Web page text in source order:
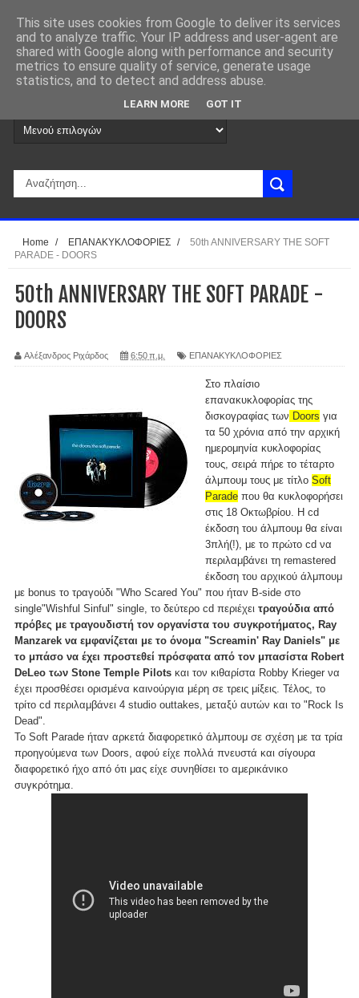
Home / ΕΠΑΝΑΚΥΚΛΟΦΟΡΙΕΣ /
50th ANNIVERSARY THE SOFT
PARADE - DOORS
50th ANNIVERSARY THE SOFT PARADE -
DOORS
Αλέξανδρος Ριχάρδος 6:50 π.μ. ΕΠΑΝΑΚΥΚΛΟΦΟΡΙΕΣ
Στο πλαίσιο
επανακυκλοφορίας της
δισκογραφίας των Doors για
τα 50 χρόνια από την αρχική
ημερομηνία κυκλοφορίας
τους, σειρά πήρε το τέταρτο
άλμπουμ τους με τίτλο Soft
Parade που θα κυκλοφορήσει
στις 18 Οκτωβρίου. Η cd
έκδοση του άλμπουμ θα είναι
3πλή(!), με το πρώτο cd να
περιλαμβάνει τη remastered
έκδοση του αρχικού άλμπουμ
με bonus το τραγούδι "Who Scared You" που ήταν B-side στο
single"Wishful Sinful" single, το δεύτερο cd περιέχει τραγούδια από
πρόβες με τραγουδιστή τον οργανίστα του συγκροτήματος, Ray
Manzarek να εμφανίζεται με το όνομα "Screamin' Ray Daniels" με
το μπάσο να έχει προστεθεί πρόσφατα από τον μπασίστα Robert
DeLeo των Stone Temple Pilots και τον κιθαρίστα Robby Krieger να
έχει προσθέσει ορισμένα καινούργια μέρη σε τρεις μίξεις. Τέλος, το
τρίτο cd περιλαμβάνει 4 studio outtakes, μεταξύ αυτών και το "Rock Is
Dead".
Το Soft Parade ήταν αρκετά διαφορετικό άλμπουμ σε σχέση με τα τρία
προηγούμενα των Doors, αφού είχε πολλά πνευστά και σίγουρα
διαφορετικό ήχο από ότι μας είχε συνηθίσει το αμερικάνικο
συγκρότημα.
This site uses cookies from Google to deliver its services
and to analyze traffic. Your IP address and user-agent are
shared with Google along with performance and security
metrics to ensure quality of service, generate usage
statistics, and to detect and address abuse.
LEARN MORE GOT IT